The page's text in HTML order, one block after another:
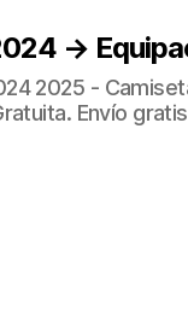
→
2025 -
Envío